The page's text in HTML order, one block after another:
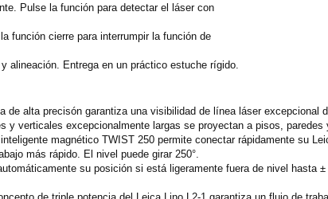
Pulse la función para detectar el láser con
la función cierre para interrumpir la función de
alineación. Entrega en un práctico estuche rígido.
de alta precisón garantiza una visibilidad de línea láser
y verticales excepcionalmente largas se proyectan a pisos, paredes
inteligente magnético TWIST 250 permite conectar rápidamente su
más rápido. El nivel puede girar 250°.
su posición si está ligeramente fuera de nivel hasta